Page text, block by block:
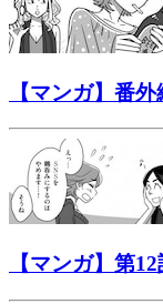
【マンガ】番
【マンガ】第